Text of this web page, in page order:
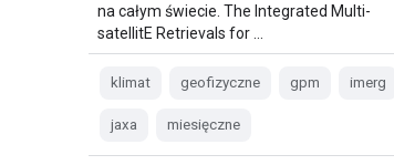
na całym świecie. The Integrated Multi-
satellitE Retrievals for …
klimat geofizyczne gpm imerg
jaxa miesięczne